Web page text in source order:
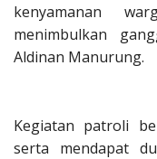
kenyamanan
menimbulkan
Aldinan Manurung.
Kegiatan patroli
serta mendapat